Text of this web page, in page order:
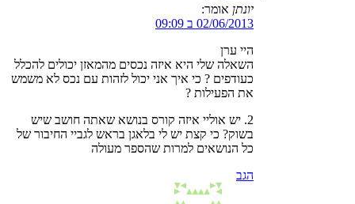
יונתן אומר:
02/06/2013 ב 09:09
היי ערן
השאלה שלי היא איזה נכסים מהמאזן יכולים להכלל
כעודפים ? כי איך אני יכול לזהות עם נכס לא משמש
את הפעילות ?
2. יש אוליי איזה קורס בנושא שאתה חושב שיש
בשוק? כי קצת יש לי בלאגן בראש לגביי החיבור של
כל הנושאים למרות שהספר מעולה
הגב